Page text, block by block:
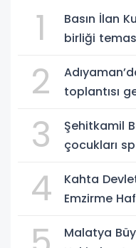
1
Basın İlan
birliği
2
toplantısı
3
Şehitkamil
çocukları
4
Kahta
Emzirme
Malatya